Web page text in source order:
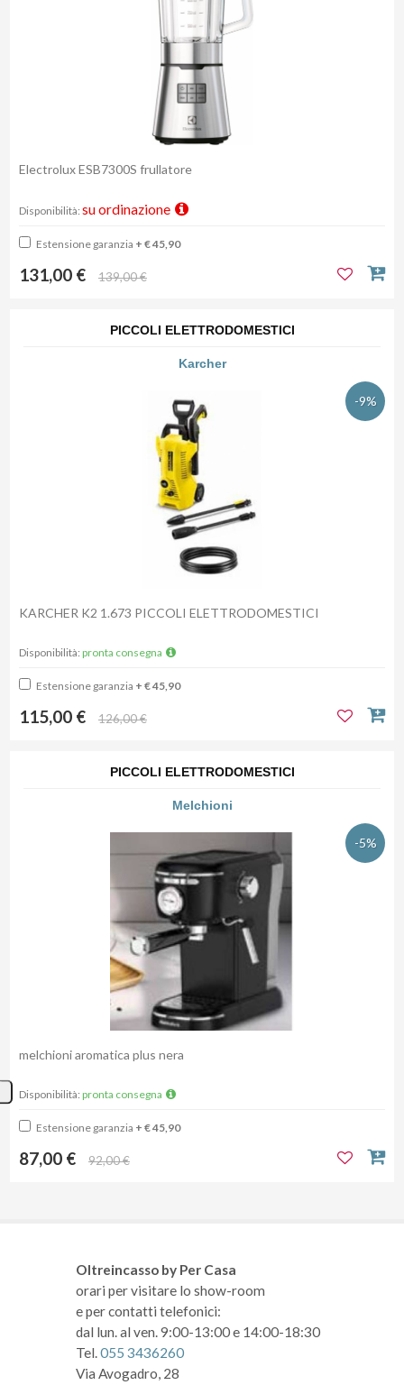
Electrolux ESB7300S frullatore
Disponibilità: su ordinazione
Estensione garanzia + € 45,90
131,00 € 139,00 €
PICCOLI ELETTRODOMESTICI
Karcher
-9%
KARCHER K2 1.673 PICCOLI ELETTRODOMESTICI
Disponibilità: pronta consegna
Estensione garanzia + € 45,90
115,00 € 126,00 €
PICCOLI ELETTRODOMESTICI
Melchioni
-5%
melchioni aromatica plus nera
Disponibilità: pronta consegna
Estensione garanzia + € 45,90
87,00 € 92,00 €
Oltreincasso by Per Casa
orari per visitare lo show-room
e per contatti telefonici:
dal lun. al ven. 9:00-13:00 e 14:00-18:30
Tel.055 3436260
Via Avogadro, 28